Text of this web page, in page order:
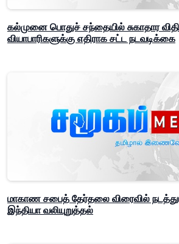
கல்முனை பொதுச் சந்தையில் சுகாதார
வியாபாரிகளுக்கு எதிராக சட்ட நடவடிக்கை
மாகாண சபைத் தேர்தலை விரைவில்
இந்தியா வலியுறுத்தல்